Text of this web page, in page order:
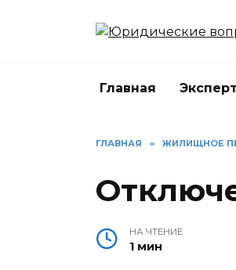
Главная
ГЛАВНАЯ » ЖИЛИЩНОЕ
НА ЧТЕНИЕ
1 мин